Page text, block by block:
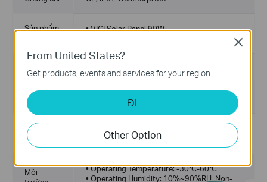
Sản phẩm
• VIGI Solar Panel 90W
thước
D X C)
1120×600×135 mm (44.09×23.60×5.31 in)
Trọng
lượng
• Package Weight: 8.9 kg
Môi
• Operating Temperature: -30°C-60°C
• Operating Humidity: 10%~90%RH, Non-
From United States?
Get products, events and services for your region.
ĐI
Other Option
Close